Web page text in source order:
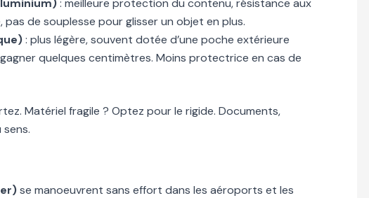
: meilleure protection du contenu, résistance aux
de souplesse pour glisser un objet en plus.
: plus légère, souvent dotée d’une poche extérieure
quelques centimètres. Moins protectrice en cas de
Matériel fragile ? Optez pour le rigide. Documents,
se manoeuvrent sans effort dans les aéroports et les